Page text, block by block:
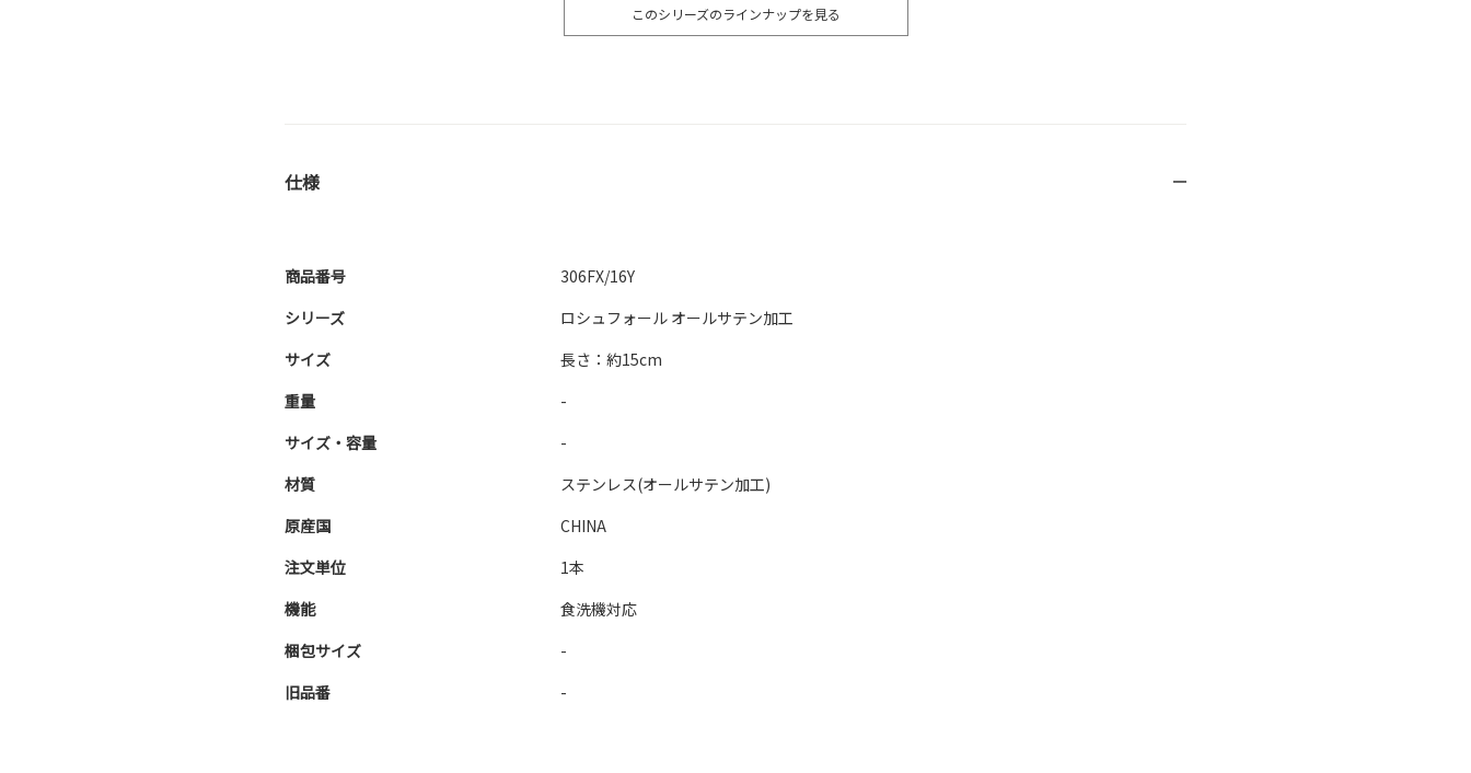
このシリーズのラインナップを見る
仕様
商品番号
306FX/16Y
シリーズ
ロシュフォール オールサテン加工
サイズ
長さ：約15cm
重量
-
サイズ・容量
-
材質
ステンレス(オールサテン加工)
原産国
CHINA
注文単位
1本
機能
食洗機対応
梱包サイズ
-
旧品番
-